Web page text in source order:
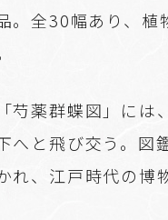
。全30幅あり、
芍薬群蝶図」には
へと飛び交う。図
れ、江戸時代の博